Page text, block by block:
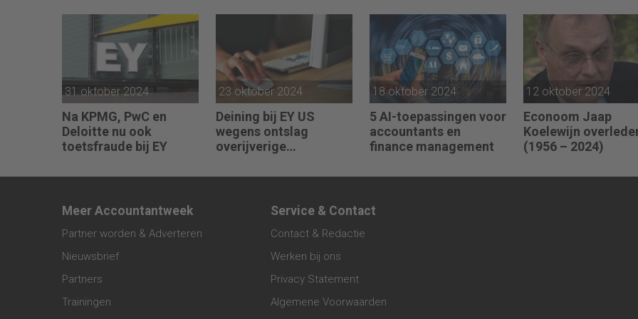
‘significante
aangelegenheid’
31 oktober 2024
Na KPMG, PwC en
Deloitte nu ook
toetsfraude bij EY
23 oktober 2024
Deining bij EY US
wegens ontslag
overijverige
18 oktober 2024
5 AI-toepassingen voor
accountants en
finance management
12 oktober 2024
Econoom Jaap
Koelewijn
(1956 – 2024)
Meer Accountantweek
Partner worden & Adverteren
Nieuwsbrief
Partners
Trainingen
Service & Contact
Contact & Redactie
Werken bij ons
Privacy Statement
Algemene Voorwaarden